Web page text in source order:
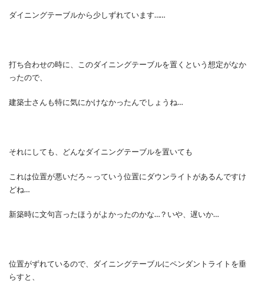
ダイニングテーブルから少しずれています……
打ち合わせの時に、このダイニングテーブルを置くという想定がなか
ったので、
建築士さんも特に気にかけなかったんでしょうね…
それにしても、どんなダイニングテーブルを置いても
これは位置が悪いだろ～っていう位置にダウンライトがあるんですけ
どね…
新築時に文句言ったほうがよかったのかな…？いや、遅いか…
位置がずれているので、ダイニングテーブルにペンダントライトを垂
らすと、